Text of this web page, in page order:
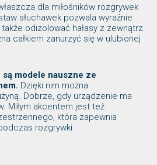
dla miłośników rozgrywek
słuchawek pozwala wyraźnie
odizolować hałasy z zewnątrz.
całkiem zanurzyć się w ulubionej
modele nauszne ze
Dzięki nim można
Dobrze, gdy urządzenie ma
Miłym akcentem jest też
która zapewnia
rozgrywki.